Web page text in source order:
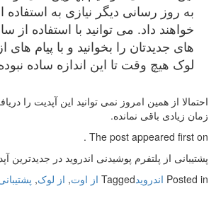
به روز رسانی دیگر نیازی به
خواهند داد. می توانید با استفاده
های جدیدتان را بخوانید و با پیام
لوک هیچ وقت تا این اندازه ساده
احتمالا از همین امروز نمی توانید این آپدیت را
زمان زیادی باقی نمانده.
The post appeared first on .
پشتیبانی از پلتفرم پوشیدنی اندروید در جدیدترین
Posted in اندرویدTagged از اوت, از لوک,